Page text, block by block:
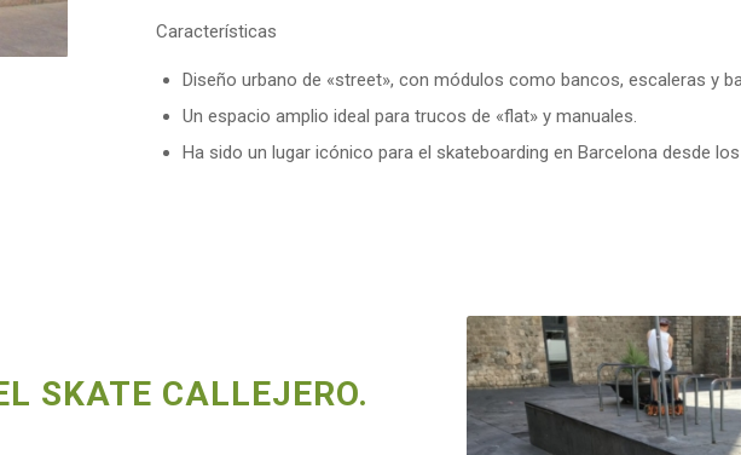
Características
Diseño urbano de «street», con módulos como bancos, escaleras y
Un espacio amplio ideal para trucos de «flat» y manuales.
Ha sido un lugar icónico para el skateboarding en Barcelona desde
SKATE CALLEJERO.